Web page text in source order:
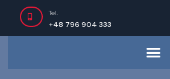
+48 796 904 333
Tel.